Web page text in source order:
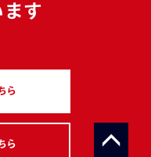
す
ら
ら